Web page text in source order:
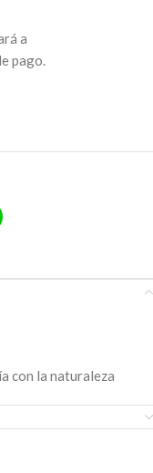
a
pago.
con la naturaleza